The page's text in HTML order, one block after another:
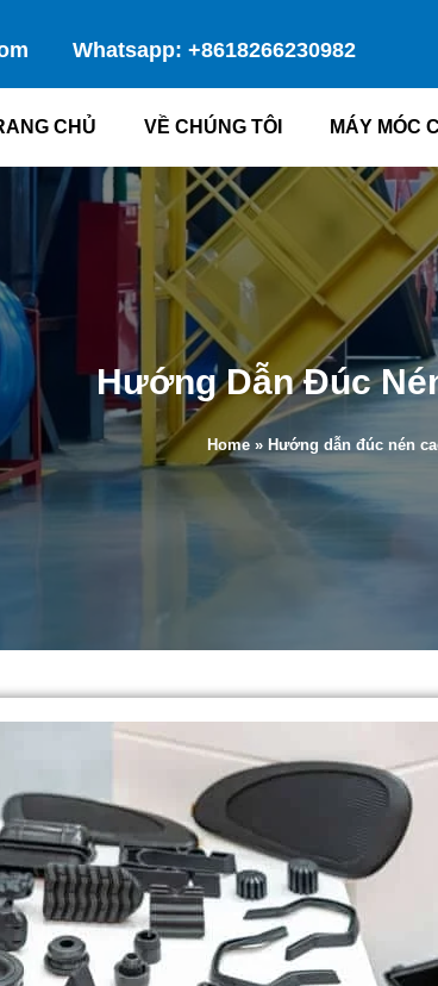
Whatsapp: +8618266230982
CHỦ VỀ CHÚNG TÔI MÁY MÓC
Hướng Dẫn Đúc
Home » Hướng dẫn đúc nén